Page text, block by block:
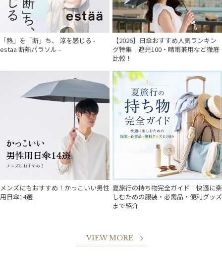
「熱」を「断」ち、 涼を感じる -
estaa 断熱パラソル -
【2026】日傘おすすめ人気ランキン
グ特集｜遮光100・晴雨兼用など徹底
比較！
メンズにもおすすめ！かっこいい男性
用日傘14選
夏旅行の持ち物完全ガイド｜快適に楽
しむための服装・必需品・便利グッズ
まで紹介
VIEW MORE